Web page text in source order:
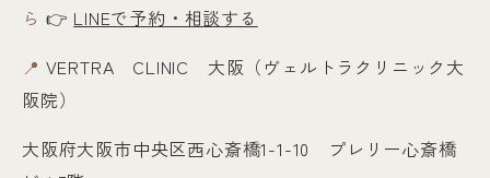
ら 👉 LINEで予約・相談する
📍 VERTRA CLINIC 大阪（ヴェルトラクリニック大
阪院）
大阪府大阪市中央区西心斎橋1-1-10 プレリー心斎橋